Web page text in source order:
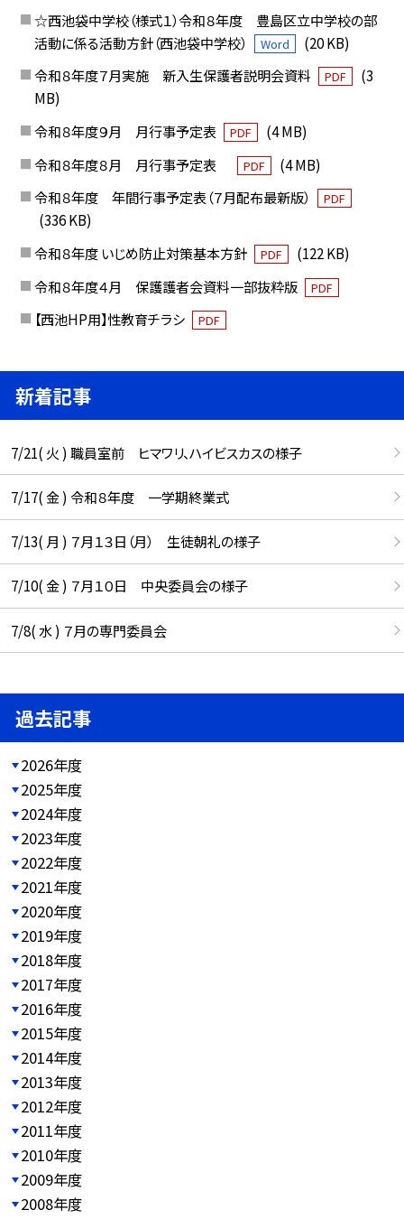
☆西池袋中学校（様式１）令和８年度 豊島区立中学校の部
活動に係る活動方針（西池袋中学校）
Word
(20 KB)
令和８年度７月実施 新入生保護者説明会資料
PDF
(3
MB)
令和８年度９月 月行事予定表
PDF
(4 MB)
令和８年度８月 月行事予定表
PDF
(4 MB)
令和８年度 年間行事予定表（７月配布最新版）
PDF
(336 KB)
令和８年度 いじめ防止対策基本方針
PDF
(122 KB)
令和８年度４月 保護護者会資料一部抜粋版
PDF
【西池HP用】性教育チラシ PDF
新着記事
7/21( 火 ) 職員室前 ヒマワリ、ハイビスカスの様子
7/17( 金 ) 令和８年度 一学期終業式
7/13( 月 ) ７月１３日（月） 生徒朝礼の様子
7/10( 金 ) ７月１０日 中央委員会の様子
7/8( 水 ) ７月の専門委員会
過去記事
2026年度
2025年度
2024年度
2023年度
2022年度
2021年度
2020年度
2019年度
2018年度
2017年度
2016年度
2015年度
2014年度
2013年度
2012年度
2011年度
2010年度
2009年度
2008年度